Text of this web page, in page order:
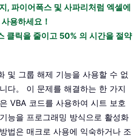
, 파이어폭스 및 사파리처럼 엑셀에
용하세요！
클릭을 줄이고 50% 의 시간을 절약
및 그룹 해제 기능을 사용할 수 없
다。 이 문제를 해결하는 한 가지
VBA 코드를 사용하여 시트 보호
능을 프로그래밍 방식으로 활성화
법은 매크로 사용에 익숙하거나 조